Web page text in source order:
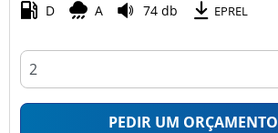
D A 74 db EPREL
PEDIR UM ORÇAMENTO